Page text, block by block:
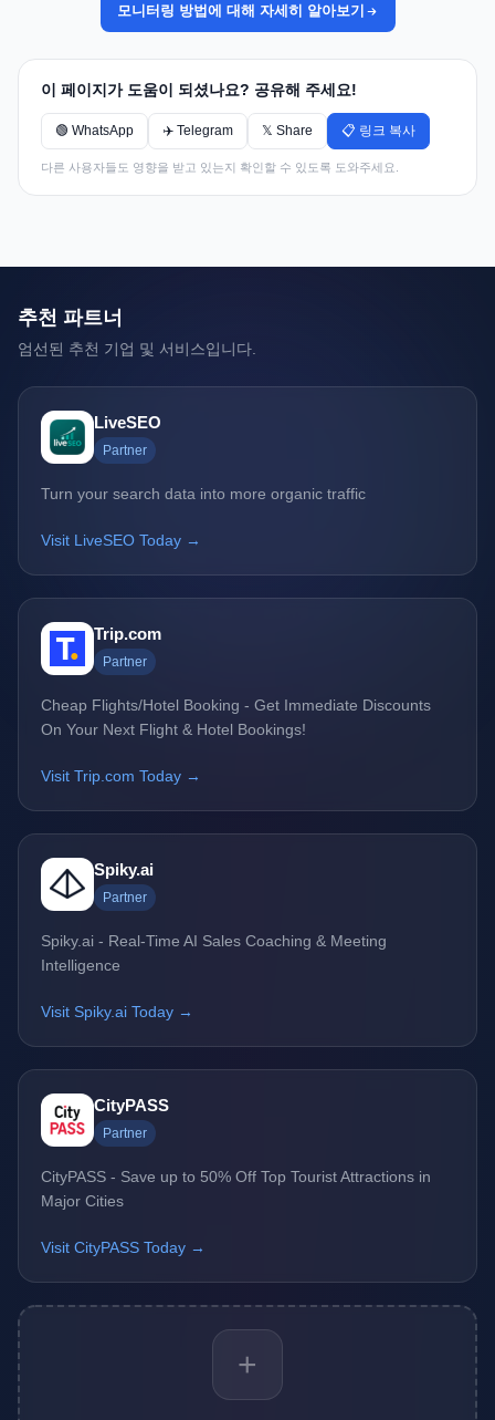
모니터링 방법에 대해 자세히 알아보기
이 페이지가 도움이 되셨나요? 공유해 주세요!
🟢 WhatsApp ✈️ Telegram 𝕏 Share 📋 링크 복사
다른 사용자들도 영향을 받고 있는지 확인할 수 있도록 도와주세요.
추천 파트너
엄선된 추천 기업 및 서비스입니다.
LiveSEO
Partner
Turn your search data into more organic traffic
Visit LiveSEO Today →
Trip.com
Partner
Cheap Flights/Hotel Booking - Get Immediate Discounts
On Your Next Flight & Hotel Bookings!
Visit Trip.com Today →
Spiky.ai
Partner
Spiky.ai - Real-Time AI Sales Coaching & Meeting
Intelligence
Visit Spiky.ai Today →
CityPASS
Partner
CityPASS - Save up to 50% Off Top Tourist Attractions in
Major Cities
Visit CityPASS Today →
+